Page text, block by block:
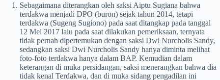
Sebagaimana diterangkan oleh saksi Aiptu Sugiana bahwa
terdakwa menjadi DPO (buron) sejak tahun 2014, tetapi
terdakwa (Sugeng Sugiono) pada saat ditangkap pada tanggal
12 Mei 2017 lalu pada saat dilakukan pemeriksaan, ternyata
tidak pernah dipertemukan dengan saksi Dwi Nurcholis Sandy,
sedangkan saksi Dwi Nurcholis Sandy hanya diminta melihat
foto-foto terdakwa hanya dalam BAP. Kemudian dalam
keterangan di muka persidangan, saksi menerangkan bahwa dia
tidak kenal Terdakwa, dan di muka sidang pengadilan ini